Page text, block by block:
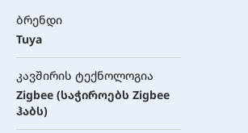
ბრენდი
Tuya
კავშირის ტექნოლოგია
Zigbee (საჭიროებს Zigbee
ჰაბს)